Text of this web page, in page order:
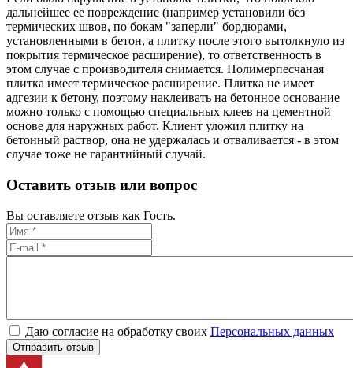
дальнейшее ее повреждение (например установили без
термических швов, по бокам "заперли" бордюрами,
установленными в бетон, а плитку после этого вытолкнуло из
покрытия термическое расширение), то ответственность в
этом случае с производителя снимается. Полимерпесчаная
плитка имеет термическое расширение. Плитка не имеет
адгезии к бетону, поэтому наклеивать на бетонное основание
можно только с помощью специальных клеев на цементной
основе для наружных работ. Клиент уложил плитку на
бетонный раствор, она не удержалась и отваливается - в этом
случае тоже не гарантийный случай.
Оставить отзыв или вопрос
Вы оставляете отзыв как Гость.
Даю согласие на обработку своих Персональных данных
Отправить отзыв